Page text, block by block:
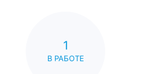
1
В РАБОТЕ